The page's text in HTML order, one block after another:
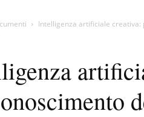
Intelligenza artificiale